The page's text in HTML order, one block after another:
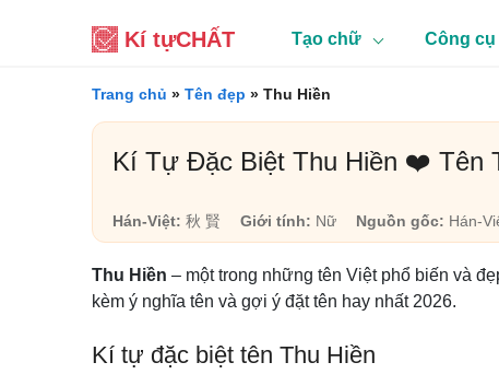
Kí tựCHẤT Tạo chữ Công cụ
Trang chủ » Tên đẹp » Thu Hiền
Kí Tự Đặc Biệt Thu Hiền ❤️ Tên
Hán-Việt: 秋 賢 Giới tính: Nữ Nguồn gốc: Hán-
Thu Hiền – một trong những tên Việt phổ biến và
kèm ý nghĩa tên và gợi ý đặt tên hay nhất 2026.
Kí tự đặc biệt tên Thu Hiền